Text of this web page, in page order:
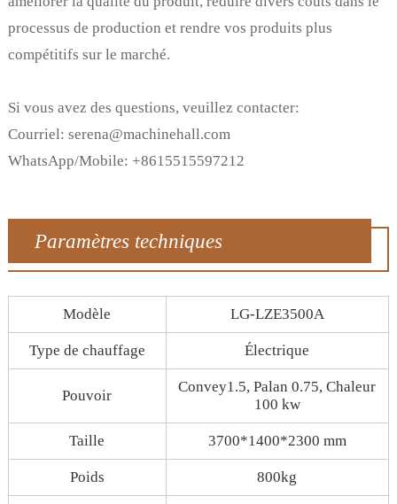
processus de production et rendre vos produits plus
compétitifs sur le marché.
Si vous avez des questions, veuillez contacter:
Courriel: serena@machinehall.com
WhatsApp/Mobile: +8615515597212
Paramètres techniques
Modèle LG-LZE3500A
Type de chauffage Électrique
Pouvoir
Convey1.5, Palan 0.75, Chaleur
100 kw
Taille 3700*1400*2300 mm
Poids 800kg